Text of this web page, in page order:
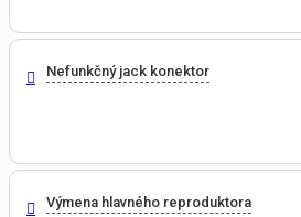
Nefunkčný jack konektor
Výmena hlavného reproduktora